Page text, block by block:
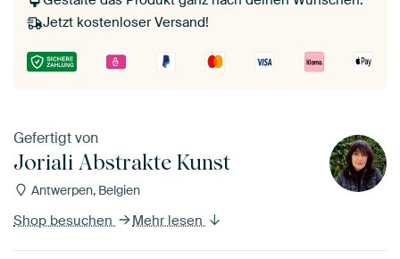
Jetzt kostenloser Versand!
Gefertigt von
Joriali Abstrakte Kunst
Antwerpen, Belgien
Shop besuchen Mehr lesen